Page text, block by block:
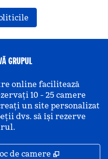
GRUPUL
online facilitează
10 - 25 camere
un site personalizat
dvs. să își rezerve
de camere ,